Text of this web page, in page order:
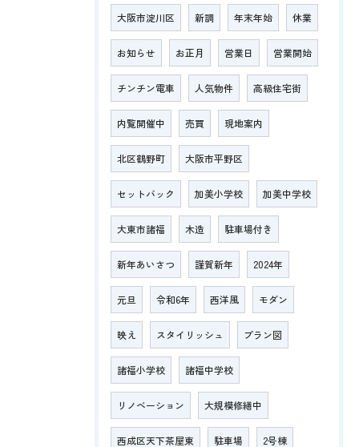
大阪市淀川区 新調 年末年始 休業
お知らせ お正月 営業日 営業開始
チンチン電車 人気物件 高級住宅街
内覧開催中 売買 現地案内
北区鶴野町 大阪市平野区
セットバック 加美小学校 加美中学校
大東市諸福 木造 駐車場付き
新年あいさつ 謹賀新年 2024年
元旦 令和6年 西洋風 モダン
映え スタイリッシュ プラン図
諸福小学校 諸福中学校
リノベーション 大規模修繕中
西成区天下茶屋東 駐車場 2号棟